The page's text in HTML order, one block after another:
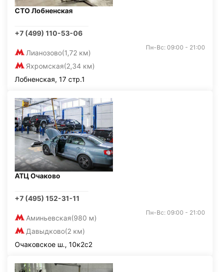
СТО Лобненская
+7 (499) 110-53-06
Лианозово(1,72 км)
Яхромская(2,34 км)
Пн-Вс: 09:00 - 21:00
Лобненская, 17 стр.1
АТЦ Очаково
+7 (495) 152-31-11
Аминьевская(980 м)
Давыдково(2 км)
Пн-Вс: 09:00 - 21:00
Очаковское ш., 10к2с2